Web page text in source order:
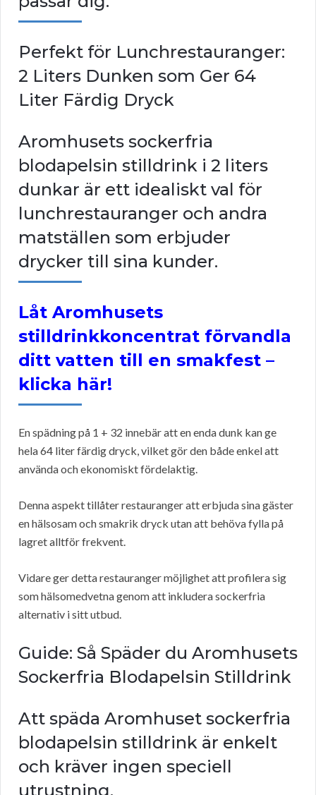
Perfekt för Lunchrestauranger:
2 Liters Dunken som Ger 64
Liter Färdig Dryck
Aromhusets sockerfria
blodapelsin stilldrink i 2 liters
dunkar är ett idealiskt val för
lunchrestauranger och andra
matställen som erbjuder
drycker till sina kunder.
Låt Aromhusets
stilldrinkkoncentrat förvandla
ditt vatten till en smakfest –
klicka här!
En spädning på 1 + 32 innebär att en enda dunk kan ge
hela 64 liter färdig dryck, vilket gör den både enkel att
använda och ekonomiskt fördelaktig.
Denna aspekt tillåter restauranger att erbjuda sina gäster
en hälsosam och smakrik dryck utan att behöva fylla på
lagret alltför frekvent.
Vidare ger detta restauranger möjlighet att profilera sig
som hälsomedvetna genom att inkludera sockerfria
alternativ i sitt utbud.
Guide: Så Späder du Aromhusets
Sockerfria Blodapelsin Stilldrink
Att späda Aromhuset sockerfria
blodapelsin stilldrink är enkelt
och kräver ingen speciell
utrustning.